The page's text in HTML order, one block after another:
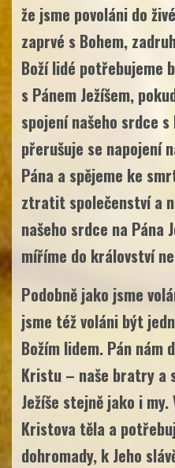
že jsme povoláni do
zaprvé s Bohem,
Boží lidé potřebujeme
s Pánem Ježíšem,
spojení našeho srdce
přerušuje se napojení
Pána a spějeme ke
ztratit společenství a
našeho srdce na Pána
míříme do království
Podobně jako jsme
jsme též voláni být
Božím lidem. Pán nám
Kristu – naše bratry a
Ježíše stejně jako i
Kristova těla a
dohromady, k Jeho